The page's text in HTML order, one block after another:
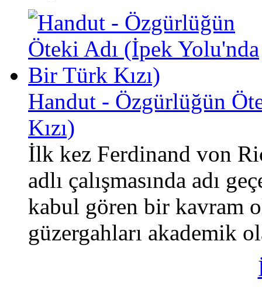
Handut - Özgürlüğün
Kızı)
İlk kez Ferdinand von
adlı çalışmasında adı
kabul gören bir kavram
güzergahları akademik